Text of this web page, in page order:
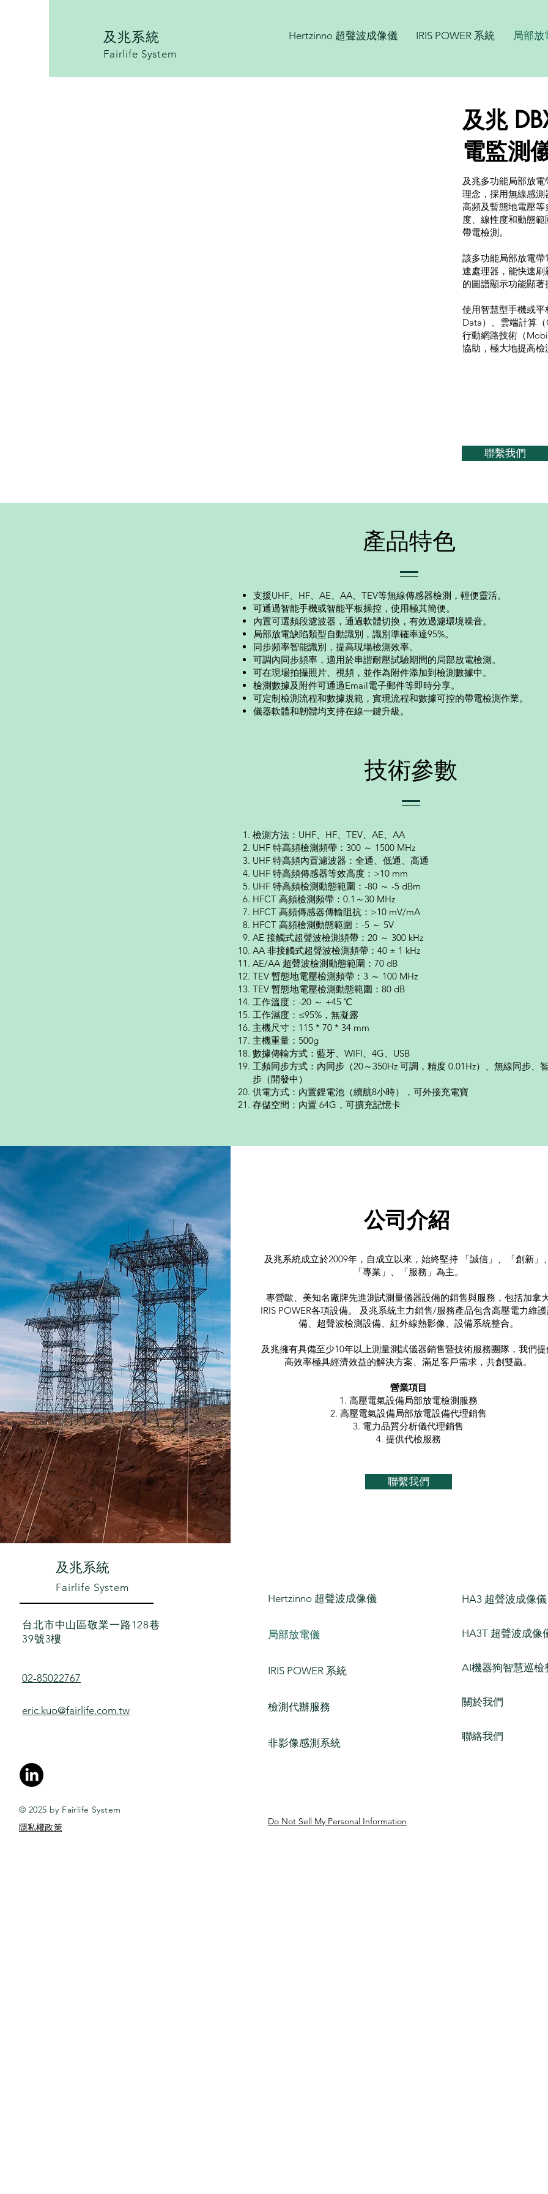
及兆系統
Fairlife System
Hertzinno 超聲波成像儀 IRIS POWER 系統 局部放
及兆
電監測
及兆多功能局部放
理念，採用無線感
高頻及暫態地電壓
度、線性度和動態
帶電檢測。
該多功能局部放電
速處理器，能快速
的圖譜顯示功能顯
使用智慧型手機或
Data）、雲端計算
行動網路技術（
協助，極大地提高檢
聯繫我們
​產品特色
支援UHF、HF、AE、AA、TEV等無線傳感器檢測，輕便靈活。
可通過智能手機或智能平板操控，使用極其簡便。
內置可選頻段濾波器，通過軟體切換，有效過濾環境噪音。
局部放電缺陷類型自動識別，識別準確率達95%。
同步頻率智能識別，提高現場檢測效率。
可調內同步頻率，適用於串諧耐壓試驗期間的局部放電檢測。
可在現場拍攝照片、視頻，並作為附件添加到檢測數據中。
檢測數據及附件可通過Email電子郵件等即時分享。
可定制檢測流程和數據規範，實現流程和數據可控的帶電檢測作業。
儀器軟體和韌體均支持在線一鍵升級。
​技術參數
檢測方法：UHF、HF、TEV、AE、AA
UHF 特高頻檢測頻帶：300 ～ 1500 MHz
UHF 特高頻內置濾波器：全通、低通、高通
UHF 特高頻傳感器等效高度：>10 mm
UHF 特高頻檢測動態範圍：-80 ～ -5 dBm
HFCT 高頻檢測頻帶：0.1～30 MHz
HFCT 高頻傳感器傳輸阻抗：>10 mV/mA
HFCT 高頻檢測動態範圍：-5 ～ 5V
AE 接觸式超聲波檢測頻帶：20 ～ 300 kHz
AA 非接觸式超聲波檢測頻帶：40 ± 1 kHz
AE/AA 超聲波檢測動態範圍：70 dB
TEV 暫態地電壓檢測頻帶：3 ～ 100 MHz
TEV 暫態地電壓檢測動態範圍：80 dB
工作溫度：-20 ～ +45 ℃
工作濕度：≤95%，無凝露
主機尺寸：115 * 70 * 34 mm
主機重量：500g
數據傳輸方式：藍牙、WIFI、4G、USB
工頻同步方式：內同步（20～350Hz 可調，精度 0.01Hz）、無線同步、
步（開發中）
供電方式：內置鋰電池（續航8小時），可外接充電寶
存儲空間：內置 64G，可擴充記憶卡
​公司介紹
及兆系統成立於2009年，自成立以來，始終堅持 「誠信」、「創新」
「專業」、「服務」為主。
專營歐、美知名廠牌先進測試測量儀器設備的銷售與服務，包括加拿
IRIS POWER各項設備。 及兆系統主力銷售/服務產品包含高壓電力維
備、超聲波檢測設備、紅外線熱影像、設備系統整合。
及兆擁有具備至少10年以上測量測試儀器銷售暨技術服務團隊，我們
高效率極具經濟效益的解決方案、滿足客戶需求，共創雙贏。
​營業項目
1. 高壓電氣設備局部放電檢測服務
2. 高壓電氣設備局部放電設備代理銷售
3. 電力品質分析儀代理銷售
4. 提供代檢服務
聯繫我們
​及兆系統
Fairlife System
台北市中山區敬業一路128巷
39號3樓
02-85022767
eric.kuo@fairlife.com.tw
© 2025 by Fairlife System
​隱私權政策
Hertzinno 超聲波成像儀
局部放電儀
IRIS POWER 系統
檢測代辦服務
非影像感測系統
Do Not Sell My Personal Information
HA3 超聲波成像儀
HA3T 超聲波成像
AI機器狗智慧巡檢
關於我們
聯絡我們